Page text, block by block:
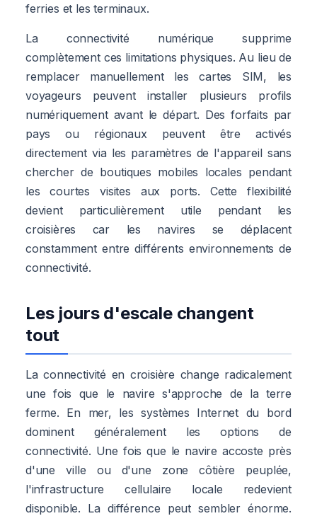
ferries et les terminaux.
La connectivité numérique supprime
complètement ces limitations physiques. Au lieu de
remplacer manuellement les cartes SIM, les
voyageurs peuvent installer plusieurs profils
numériquement avant le départ. Des forfaits par
pays ou régionaux peuvent être activés
directement via les paramètres de l'appareil sans
chercher de boutiques mobiles locales pendant
les courtes visites aux ports. Cette flexibilité
devient particulièrement utile pendant les
croisières car les navires se déplacent
constamment entre différents environnements de
connectivité.
Les jours d'escale changent
tout
La connectivité en croisière change radicalement
une fois que le navire s'approche de la terre
ferme. En mer, les systèmes Internet du bord
dominent généralement les options de
connectivité. Une fois que le navire accoste près
d'une ville ou d'une zone côtière peuplée,
l'infrastructure cellulaire locale redevient
disponible. La différence peut sembler énorme.